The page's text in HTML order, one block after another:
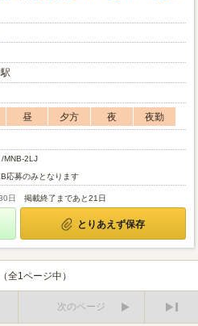
昼 夕方 夜
夜勤
/MNB-2LJ
応募のみとなります
日 掲載終了まであと21日
とりあえず保存
全1ページ中）
次のページ